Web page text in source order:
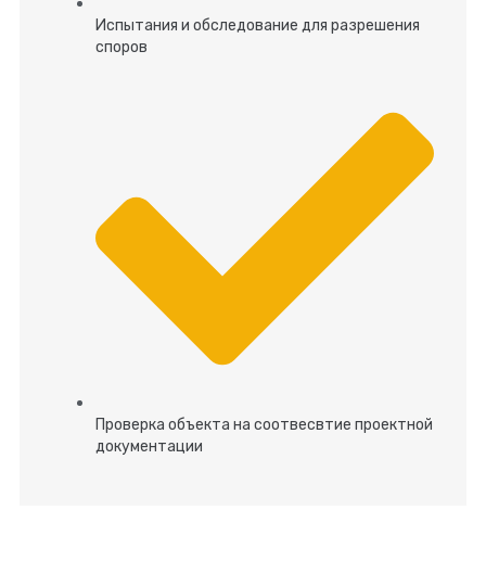
Испытания и обследование для разрешения
споров
Проверка объекта на соотвесвтие проектной
документации